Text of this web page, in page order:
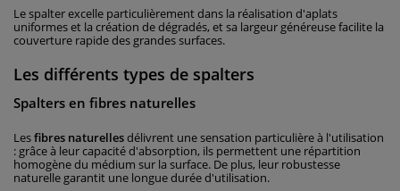
Le spalter excelle particulièrement dans la réalisation d'aplats
uniformes et la création de dégradés, et sa largeur généreuse facilite la
couverture rapide des grandes surfaces.
Les différents types de spalters
Spalters en fibres naturelles
Lesfibres naturellesdélivrent une sensation particulière à l'utilisation
: grâce à leur capacité d'absorption, ils permettent une répartition
homogène du médium sur la surface. De plus, leur robustesse
naturelle garantit une longue durée d'utilisation.